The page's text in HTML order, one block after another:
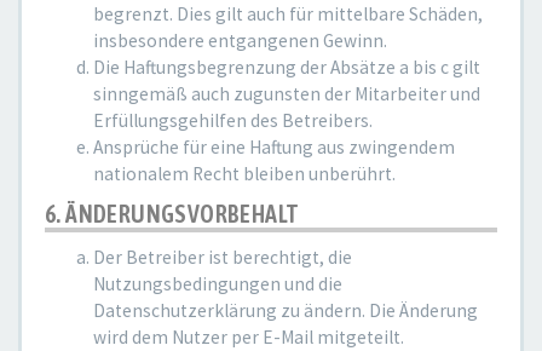
begrenzt. Dies gilt auch für mittelbare Schäden,
insbesondere entgangenen Gewinn.
Die Haftungsbegrenzung der Absätze a bis c gilt
sinngemäß auch zugunsten der Mitarbeiter und
Erfüllungsgehilfen des Betreibers.
Ansprüche für eine Haftung aus zwingendem
nationalem Recht bleiben unberührt.
6. ÄNDERUNGSVORBEHALT
Der Betreiber ist berechtigt, die
Nutzungsbedingungen und die
Datenschutzerklärung zu ändern. Die Änderung
wird dem Nutzer per E-Mail mitgeteilt.